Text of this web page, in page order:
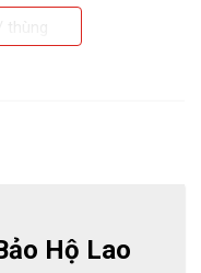
Hộ Lao